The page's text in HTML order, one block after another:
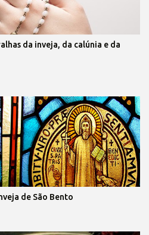
da inveja, da calúnia e da
de São Bento